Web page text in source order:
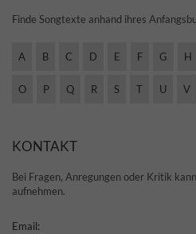
Finde Songtexte anhand ihres
A B C D E F G H
O P Q R S T U V
KONTAKT
Bei Fragen, Anregungen oder Kritik
aufnehmen.
Email: